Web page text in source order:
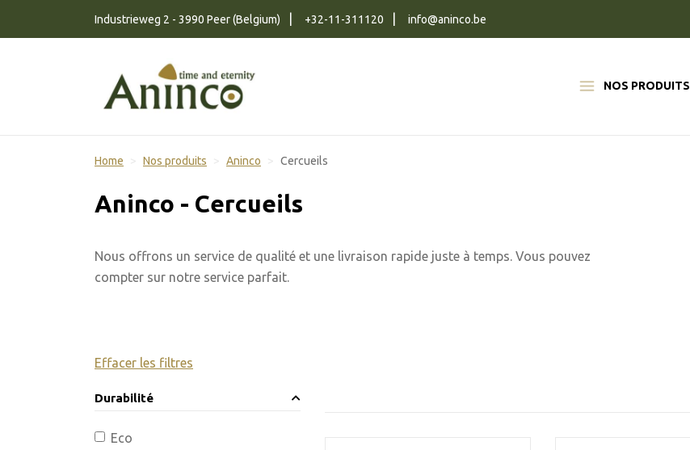
NOS PRODUITS
Industrieweg 2 - 3990 Peer (Belgium) +32-11-311120 info@aninco.be
Home Nos produits Aninco Cercueils
Aninco - Cercueils
Nous offrons un service de qualité et une livraison rapide juste à temps. Vous pouvez
compter sur notre service parfait.
Effacer les filtres
Durabilité
Eco